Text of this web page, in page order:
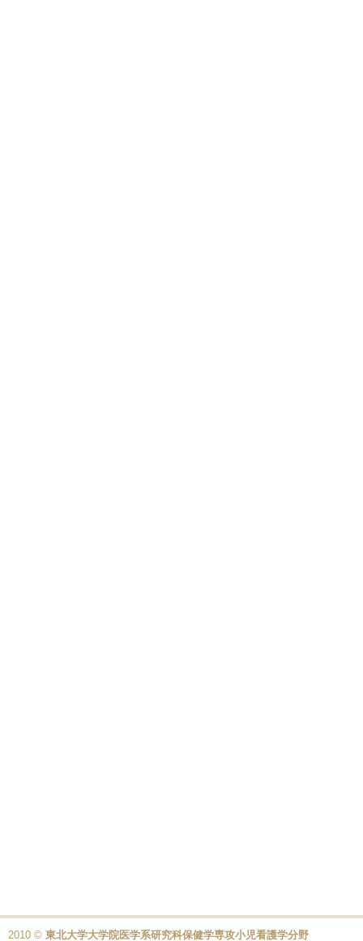
2010 © 東北大学大学院医学系研究科保健学専攻小児看護学分野